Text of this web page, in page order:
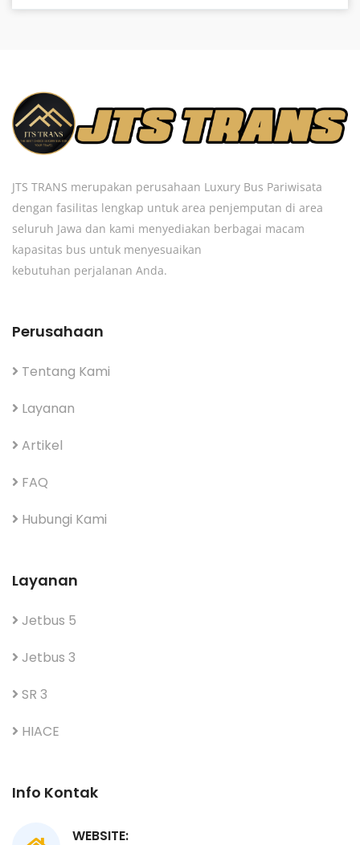
JTS TRANS merupakan perusahaan Luxury Bus Pariwisata
dengan fasilitas lengkap untuk area penjemputan di area
seluruh Jawa dan kami menyediakan berbagai macam
kapasitas bus untuk menyesuaikan
kebutuhan perjalanan Anda.
Perusahaan
Tentang Kami
Layanan
Artikel
FAQ
Hubungi Kami
Layanan
Jetbus 5
Jetbus 3
SR 3
HIACE
Info Kontak
WEBSITE: